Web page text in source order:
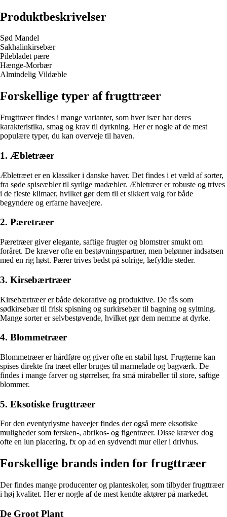
Produktbeskrivelser
Sød Mandel
Sakhalinkirsebær
Pilebladet pære
Hænge-Morbær
Almindelig Vildæble
Forskellige typer af frugttræer
Frugttræer findes i mange varianter, som hver især har deres
karakteristika, smag og krav til dyrkning. Her er nogle af de mest
populære typer, du kan overveje til haven.
1. Æbletræer
Æbletræet er en klassiker i danske haver. Det findes i et væld af sorter,
fra søde spiseæbler til syrlige madæbler. Æbletræer er robuste og trives
i de fleste klimaer, hvilket gør dem til et sikkert valg for både
begyndere og erfarne haveejere.
2. Pæretræer
Pæretræer giver elegante, saftige frugter og blomstrer smukt om
foråret. De kræver ofte en bestøvningspartner, men belønner indsatsen
med en rig høst. Pærer trives bedst på solrige, læfyldte steder.
3. Kirsebærtræer
Kirsebærtræer er både dekorative og produktive. De fås som
sødkirsebær til frisk spisning og surkirsebær til bagning og syltning.
Mange sorter er selvbestøvende, hvilket gør dem nemme at dyrke.
4. Blommetræer
Blommetræer er hårdføre og giver ofte en stabil høst. Frugterne kan
spises direkte fra træet eller bruges til marmelade og bagværk. De
findes i mange farver og størrelser, fra små mirabeller til store, saftige
blommer.
5. Eksotiske frugttræer
For den eventyrlystne haveejer findes der også mere eksotiske
muligheder som fersken-, abrikos- og figentræer. Disse kræver dog
ofte en lun placering, fx op ad en sydvendt mur eller i drivhus.
Forskellige brands inden for frugttræer
Der findes mange producenter og planteskoler, som tilbyder frugttræer
i høj kvalitet. Her er nogle af de mest kendte aktører på markedet.
De Groot Plant